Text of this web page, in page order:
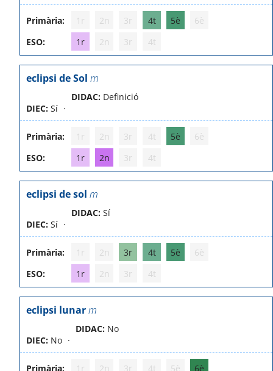
Primària: 1r 2n 3r 4t 5è
6è
ESO:
1r 2n 3r 4t
eclipsi de Sol m
DIEC: Sí
DIDAC: Definició
Primària: 1r 2n 3r 4t 5è
6è
ESO:
1r 2n 3r 4t
eclipsi de sol m
DIEC: Sí
DIDAC: Sí
Primària: 1r 2n 3r 4t 5è
6è
ESO:
1r 2n 3r 4t
eclipsi lunarm
DIEC: No
DIDAC: No
Primària: 1r 2n 3r 4t 5è
6è